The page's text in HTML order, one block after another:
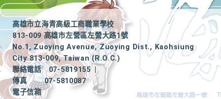
高雄市立海青高級工商職業學校
813-009 高雄市左營區左營大路1號
No.1, Zuoying Avenue, Zuoying Dist., Kaohsiung
City 813-009, Taiwan (R.O.C.)
聯絡電話
07-5819155
|
傳真
07-5810087
電子信箱